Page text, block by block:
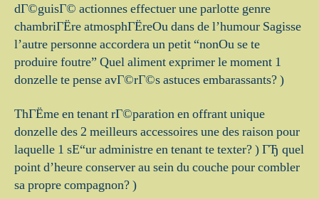
dГ©guisГ© actionnes effectuer une parlotte genre
chambriГЁre atmosphГЁreOu dans de l’humour Sagisse
l’autre personne accordera un petit “nonOu se te
produire foutre” Quel aliment exprimer le moment 1
donzelle te pense avГ©rГ©s astuces embarassants? )
ThГЁme en tenant rГ©paration en offrant unique
donzelle des 2 meilleurs accessoires une des raison pour
laquelle 1 sЕ“ur administre en tenant te texter? ) ГЂ quel
point d’heure conserver au sein du couche pour combler
sa propre compagnon? )